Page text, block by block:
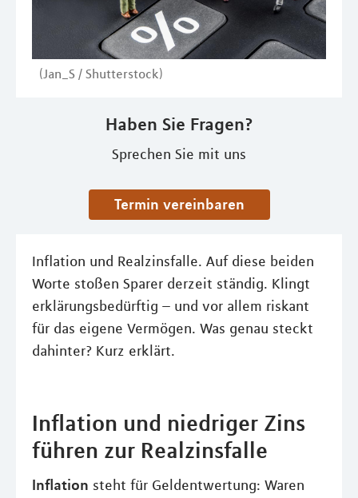
(Jan_S / Shutterstock)
Haben Sie Fragen?
Sprechen Sie mit uns
Termin vereinbaren
Inflation und Realzinsfalle. Auf diese beiden
Worte stoßen Sparer derzeit ständig. Klingt
erklärungsbedürftig – und vor allem riskant
für das eigene Vermögen. Was genau steckt
dahinter? Kurz erklärt.
Inflation und niedriger Zins
führen zur Realzinsfalle
Inflation steht für Geldentwertung: Waren